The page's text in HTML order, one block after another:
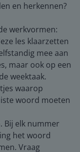
en herkennen?
werkvormen:
les klaarzetten
mee aan
maar ook op een
weektaak.
waarop
woord moeten
Bij elk nummer
het woord
Vraag